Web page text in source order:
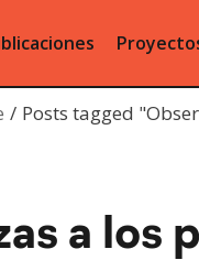
Posts tagged
a los